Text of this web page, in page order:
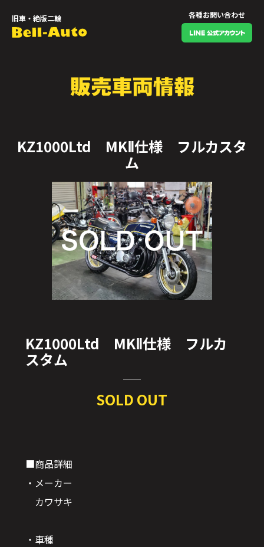
旧車・絶版二輪 各種お問い合わせ
KZ1000Ltd MKⅡ仕様 フルカスタ
ム
KZ1000Ltd MKⅡ仕様 フルカ
スタム
SOLD OUT
■商品詳細
・メーカー
カワサキ
・車種